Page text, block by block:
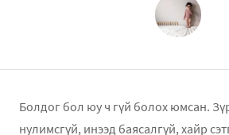
Болдог бол юу ч гүй болох юмсан.
нулимсгүй, инээд баясалгүй, хайр